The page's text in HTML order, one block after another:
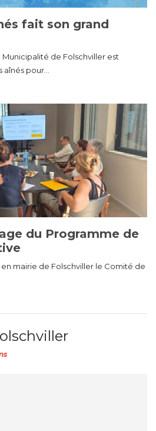
fait son grand
de Folschviller est
pour...
du Programme de
en mairie de Folschviller le Comité de